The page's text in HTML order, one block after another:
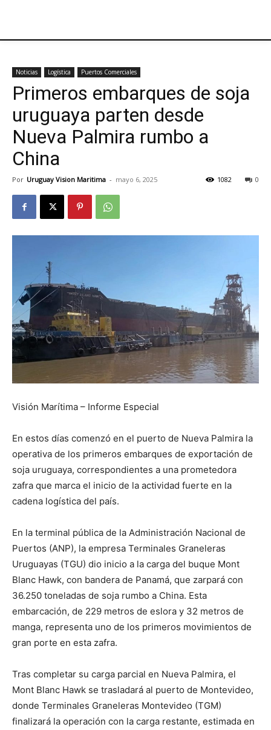
Noticias Logística Puertos Comerciales
Primeros embarques de soja
uruguaya parten desde
Nueva Palmira rumbo a
China
Por Uruguay Vision Maritima - mayo 6, 2025 0
1082
Visión Marítima – Informe Especial
En estos días comenzó en el puerto de Nueva Palmira la
operativa de los primeros embarques de exportación de
soja uruguaya, correspondientes a una prometedora
zafra que marca el inicio de la actividad fuerte en la
cadena logística del país.
En la terminal pública de la Administración Nacional de
Puertos (ANP), la empresa Terminales Graneleras
Uruguayas (TGU) dio inicio a la carga del buque Mont
Blanc Hawk, con bandera de Panamá, que zarpará con
36.250 toneladas de soja rumbo a China. Esta
embarcación, de 229 metros de eslora y 32 metros de
manga, representa uno de los primeros movimientos de
gran porte en esta zafra.
Tras completar su carga parcial en Nueva Palmira, el
Mont Blanc Hawk se trasladará al puerto de Montevideo,
donde Terminales Graneleras Montevideo (TGM)
finalizará la operación con la carga restante, estimada en